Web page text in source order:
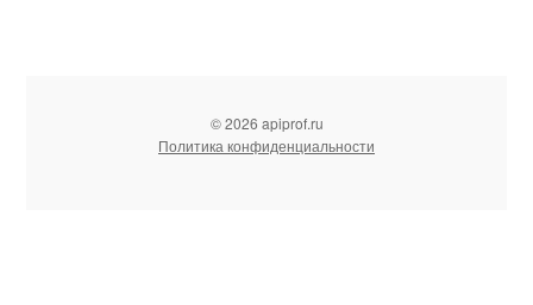
© 2026 apiprof.ru
Политика конфиденциальности